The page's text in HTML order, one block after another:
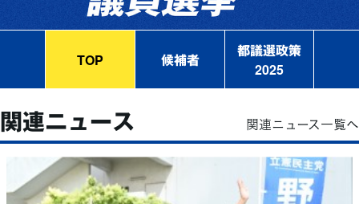
TOP 候補者
都議選政策
2025
関連ニュース一覧へ
関連ニュース